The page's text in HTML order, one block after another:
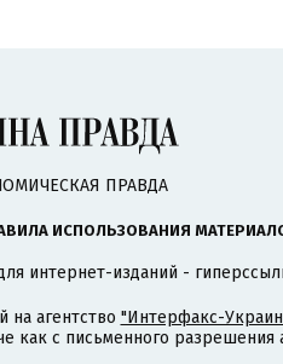
ПРАВДА
ИСПОЛЬЗОВАНИЯ
интернет-изданий -
агентство "Интерфакс-
с письменного разрешения